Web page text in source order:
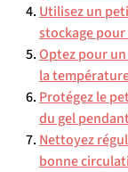
Utilisez un
stockage
Optez pour
la
Protégez le
du gel
Nettoyez
bonne